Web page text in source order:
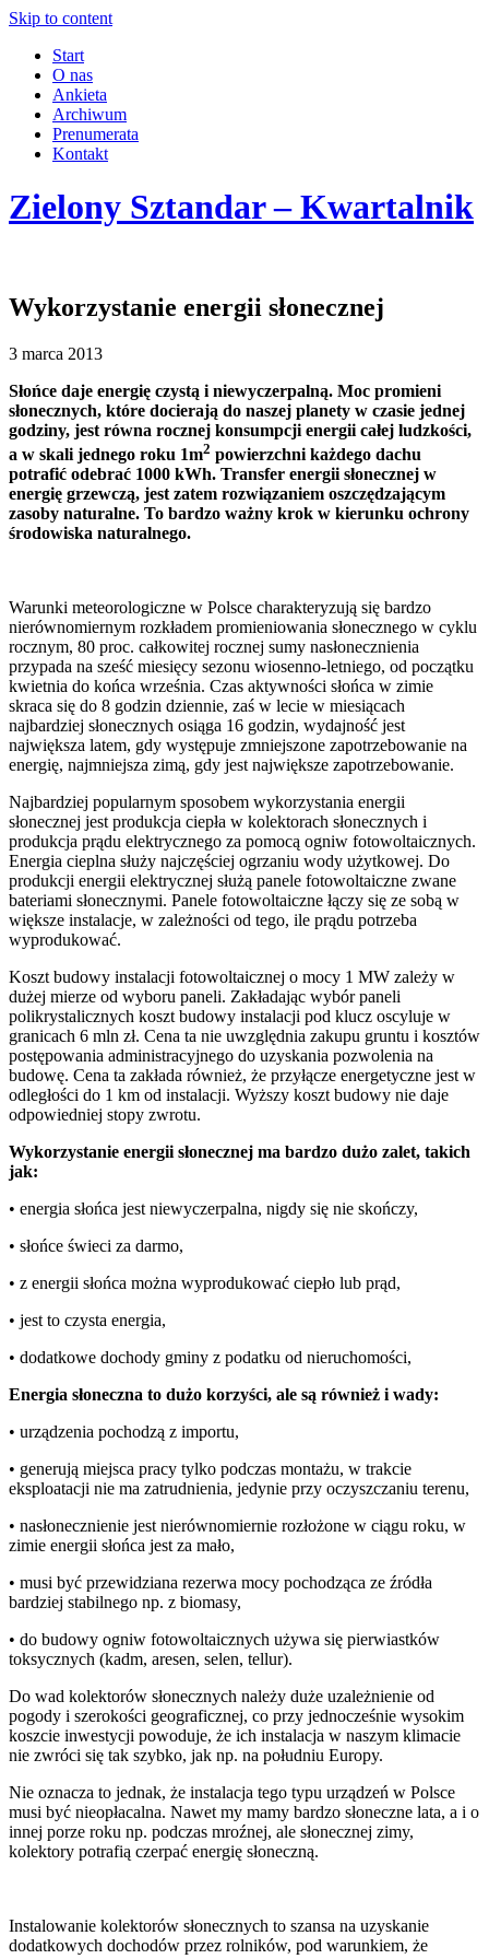
Skip to content
Start
O nas
Ankieta
Archiwum
Prenumerata
Kontakt
Zielony Sztandar – Kwartalnik
Wykorzystanie energii słonecznej
3 marca 2013
Słońce daje energię czystą i niewyczerpalną. Moc promieni
słonecznych, które docierają do naszej planety w czasie jednej
godziny, jest równa rocznej konsumpcji energii całej ludzkości,
a w skali jednego roku 1m2 powierzchni każdego dachu
potrafić odebrać 1000 kWh. Transfer energii słonecznej w
energię grzewczą, jest zatem rozwiązaniem oszczędzającym
zasoby naturalne. To bardzo ważny krok w kierunku ochrony
środowiska naturalnego.
Warunki meteorologiczne w Polsce charakteryzują się bardzo
nierównomiernym rozkładem promieniowania słonecznego w cyklu
rocznym, 80 proc. całkowitej rocznej sumy nasłonecznienia
przypada na sześć miesięcy sezonu wiosenno-letniego, od początku
kwietnia do końca września. Czas aktywności słońca w zimie
skraca się do 8 godzin dziennie, zaś w lecie w miesiącach
najbardziej słonecznych osiąga 16 godzin, wydajność jest
największa latem, gdy występuje zmniejszone zapotrzebowanie na
energię, najmniejsza zimą, gdy jest największe zapotrzebowanie.
Najbardziej popularnym sposobem wykorzystania energii
słonecznej jest produkcja ciepła w kolektorach słonecznych i
produkcja prądu elektrycznego za pomocą ogniw fotowoltaicznych.
Energia cieplna służy najczęściej ogrzaniu wody użytkowej. Do
produkcji energii elektrycznej służą panele fotowoltaiczne zwane
bateriami słonecznymi. Panele fotowoltaiczne łączy się ze sobą w
większe instalacje, w zależności od tego, ile prądu potrzeba
wyprodukować.
Koszt budowy instalacji fotowoltaicznej o mocy 1 MW zależy w
dużej mierze od wyboru paneli. Zakładając wybór paneli
polikrystalicznych koszt budowy instalacji pod klucz oscyluje w
granicach 6 mln zł. Cena ta nie uwzględnia zakupu gruntu i kosztów
postępowania administracyjnego do uzyskania pozwolenia na
budowę. Cena ta zakłada również, że przyłącze energetyczne jest w
odległości do 1 km od instalacji. Wyższy koszt budowy nie daje
odpowiedniej stopy zwrotu.
Wykorzystanie energii słonecznej ma bardzo dużo zalet, takich
jak:
• energia słońca jest niewyczerpalna, nigdy się nie skończy,
• słońce świeci za darmo,
• z energii słońca można wyprodukować ciepło lub prąd,
• jest to czysta energia,
• dodatkowe dochody gminy z podatku od nieruchomości,
Energia słoneczna to dużo korzyści, ale są również i wady:
• urządzenia pochodzą z importu,
• generują miejsca pracy tylko podczas montażu, w trakcie
eksploatacji nie ma zatrudnienia, jedynie przy oczyszczaniu terenu,
• nasłonecznienie jest nierównomiernie rozłożone w ciągu roku, w
zimie energii słońca jest za mało,
• musi być przewidziana rezerwa mocy pochodząca ze źródła
bardziej stabilnego np. z biomasy,
• do budowy ogniw fotowoltaicznych używa się pierwiastków
toksycznych (kadm, aresen, selen, tellur).
Do wad kolektorów słonecznych należy duże uzależnienie od
pogody i szerokości geograficznej, co przy jednocześnie wysokim
koszcie inwestycji powoduje, że ich instalacja w naszym klimacie
nie zwróci się tak szybko, jak np. na południu Europy.
Nie oznacza to jednak, że instalacja tego typu urządzeń w Polsce
musi być nieopłacalna. Nawet my mamy bardzo słoneczne lata, a i o
innej porze roku np. podczas mroźnej, ale słonecznej zimy,
kolektory potrafią czerpać energię słoneczną.
Instalowanie kolektorów słonecznych to szansa na uzyskanie
dodatkowych dochodów przez rolników, pod warunkiem, że